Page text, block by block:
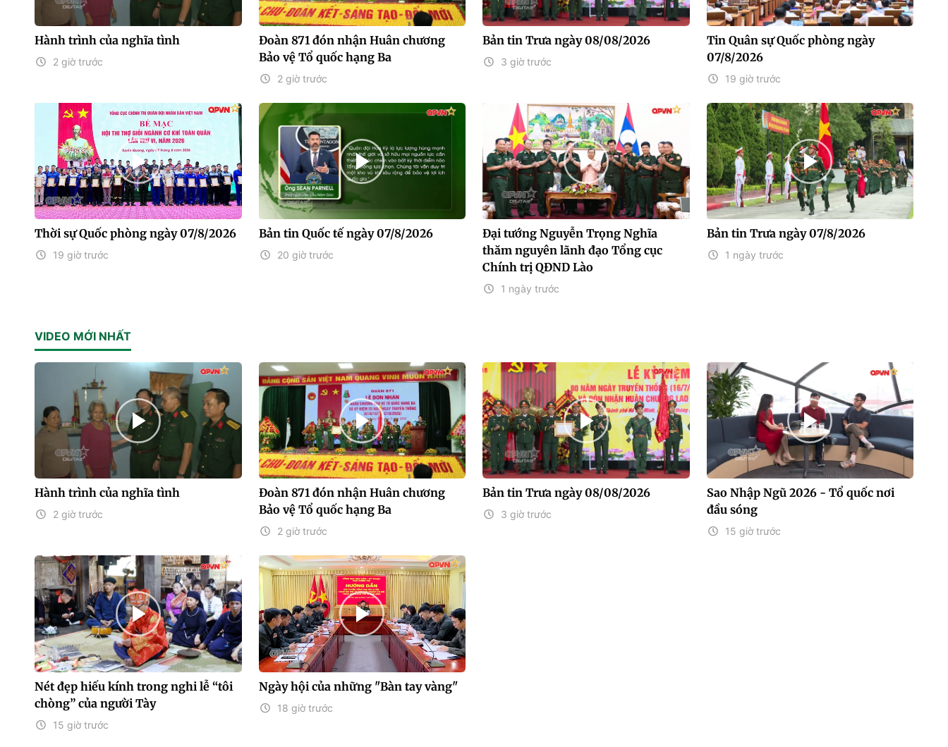
Hành trình của nghĩa tình
2 giờ trước
Đoàn 871 đón nhận Huân chương
Bảo vệ Tổ quốc hạng Ba
2 giờ trước
Bản tin Trưa ngày 08/08/2026
3 giờ trước
Tin Quân sự Quốc phòng ngày
07/8/2026
19 giờ trước
Thời sự Quốc phòng ngày 07/8/2026
19 giờ trước
Bản tin Quốc tế ngày 07/8/2026
20 giờ trước
Đại tướng Nguyễn Trọng Nghĩa
thăm nguyên lãnh đạo Tổng cục
Chính trị QĐND Lào
1 ngày trước
Bản tin Trưa ngày 07/8/2026
1 ngày trước
VIDEO MỚI NHẤT
Hành trình của nghĩa tình
2 giờ trước
Đoàn 871 đón nhận Huân chương
Bảo vệ Tổ quốc hạng Ba
2 giờ trước
Bản tin Trưa ngày 08/08/2026
3 giờ trước
Sao Nhập Ngũ 2026 - Tổ quốc nơi
đầu sóng
15 giờ trước
Nét đẹp hiếu kính trong nghi lễ “tôi
chòng” của người Tày
15 giờ trước
Ngày hội của những "Bàn tay vàng"
18 giờ trước